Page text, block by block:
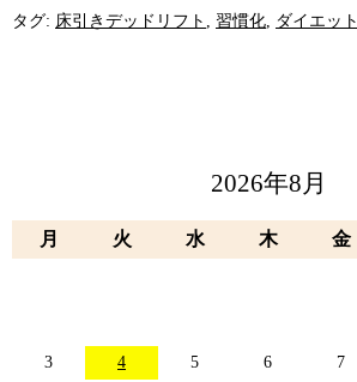
タグ: 床引きデッドリフト , 習慣化, ダイエッ
2026年8月
月 火 水 木 金
3 4 5 6 7